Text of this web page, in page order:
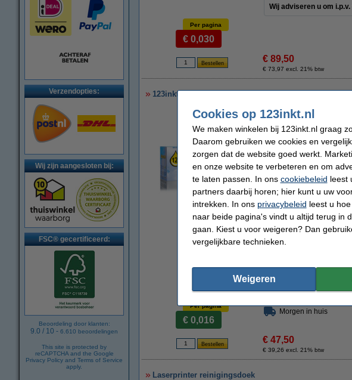
Verzendopties:
Wij zijn aangesloten bij:
FSC® gecertificeerd:
Beoordeling door klanten:
9.0 / 10 - 6.610 beoordelingen
This site is protected by
reCAPTCHA and the Google
Privacy Policy and Terms of Service
apply.
Wij adviseren u om
Per pagina
€ 0,030
€ 89,50
€ 73,97 excl. 21% btw
123inkt huismerk vervangt Samsung SCX-D4725A
Omschrijving
123inkt huismerk toner
Geproduceerd door een
Uitstekende kwaliteit en
Klikhier voor extra
Uiteraard ook op dit 123inkt
Specificaties
Kleur:
aantal pagina's:
Tip
Per pagina
€ 0,016
Morgen in huis
€ 47,50
€ 39,26 excl. 21% btw
Laserprinter reinigingsdoek
Cookies op 123inkt.nl
We maken winkelen bij 123inkt.nl graag
Daarom gebruiken we cookies en
zorgen dat de website goed werkt.
en onze website te verbeteren en om
te laten passen. In ons cookiebeleid leest
partners daarbij horen; hier kunt u uw
intrekken. In ons privacybeleid leest u
naar beide pagina's vindt u altijd terug in
gaan. Kiest u voor weigeren? Dan
vergelijkbare technieken.
Weigeren